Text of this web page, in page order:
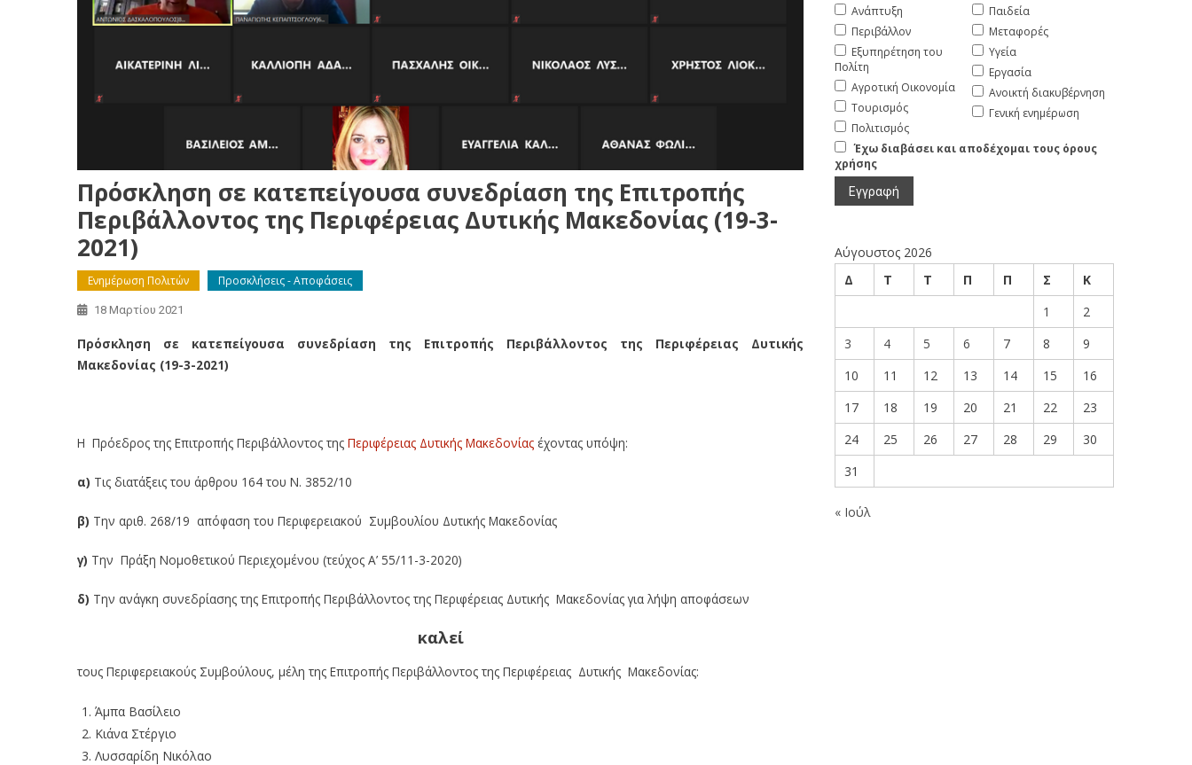
Πρόσκληση σε κατεπείγουσα συνεδρίαση της Επιτροπής
Περιβάλλοντος της Περιφέρειας Δυτικής Μακεδονίας (19-3-
2021)
Ενημέρωση Πολιτών Προσκλήσεις - Αποφάσεις
18 Μαρτίου 2021
Πρόσκληση σε κατεπείγουσα συνεδρίαση της Επιτροπής Περιβάλλοντος της Περιφέρειας Δυτικής
Μακεδονίας (19-3-2021)
Η Πρόεδρος της Επιτροπής Περιβάλλοντος της Περιφέρειας Δυτικής Μακεδονίας έχοντας υπόψη:
α) Τις διατάξεις του άρθρου 164 του Ν. 3852/10
β) Την αριθ. 268/19 απόφαση του Περιφερειακού Συμβουλίου Δυτικής Μακεδονίας
γ) Την Πράξη Νομοθετικού Περιεχομένου (τεύχος Α’ 55/11-3-2020)
δ) Την ανάγκη συνεδρίασης της Επιτροπής Περιβάλλοντος της Περιφέρειας Δυτικής Μακεδονίας για λήψη αποφάσεων
καλεί
τους Περιφερειακούς Συμβούλους, μέλη της Επιτροπής Περιβάλλοντος της Περιφέρειας Δυτικής Μακεδονίας:
Άμπα Βασίλειο
Κιάνα Στέργιο
Λυσσαρίδη Νικόλαο
Ανάπτυξη
Περιβάλλον
Εξυπηρέτηση του
Πολίτη
Αγροτική Οικονομία
Τουρισμός
Πολιτισμός
Παιδεία
Μεταφορές
Υγεία
Εργασία
Ανοικτή διακυβέρνηση
Γενική ενημέρωση
Έχω διαβάσει και αποδέχομαι τους όρους
χρήσης
Αύγουστος 2026
Δ
Τ Τ Π Π Σ
Κ
1
2
3
4 5 6 7 8
9
10
11 12 13 14 15
16
17
18 19 20 21 22
23
24
25 26 27 28 29
30
31
« Ιούλ